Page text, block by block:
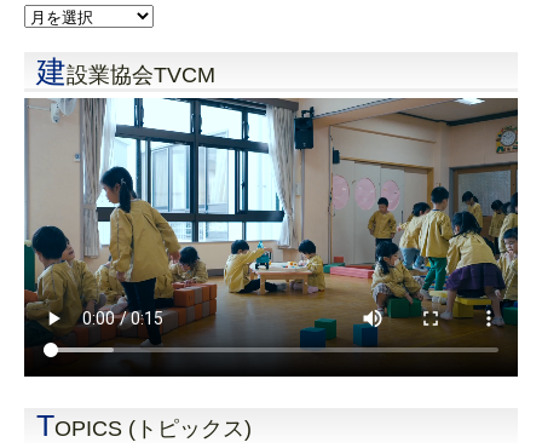
建設業協会TVCM
TOPICS (トピックス)